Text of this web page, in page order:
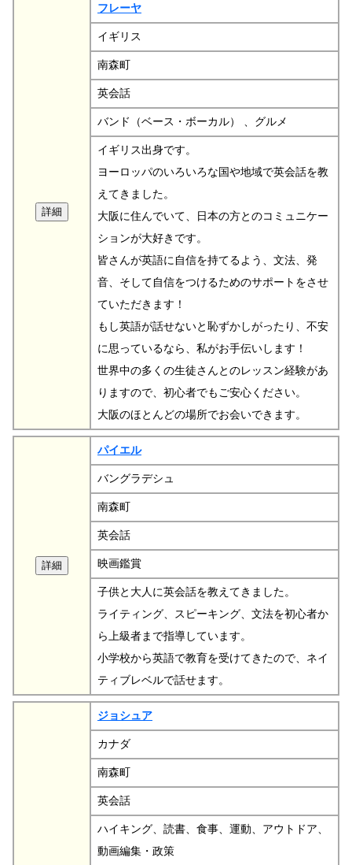
フレーヤ
イギリス
南森町
英会話
バンド（ベース・ボーカル） 、グルメ
イギリス出身です。
ヨーロッパのいろいろな国や地域で英会話を教
えてきました。
大阪に住んでいて、日本の方とのコミュニケー
ションが大好きです。
皆さんが英語に自信を持てるよう、文法、発
音、そして自信をつけるためのサポートをさせ
ていただきます！
もし英語が話せないと恥ずかしがったり、不安
に思っているなら、私がお手伝いします！
世界中の多くの生徒さんとのレッスン経験があ
りますので、初心者でもご安心ください。
大阪のほとんどの場所でお会いできます。
パイエル
バングラデシュ
南森町
英会話
映画鑑賞
子供と大人に英会話を教えてきました。
ライティング、スピーキング、文法を初心者か
ら上級者まで指導しています。
小学校から英語で教育を受けてきたので、ネイ
ティブレベルで話せます。
ジョシュア
カナダ
南森町
英会話
ハイキング、読書、食事、運動、アウトドア、
動画編集・政策